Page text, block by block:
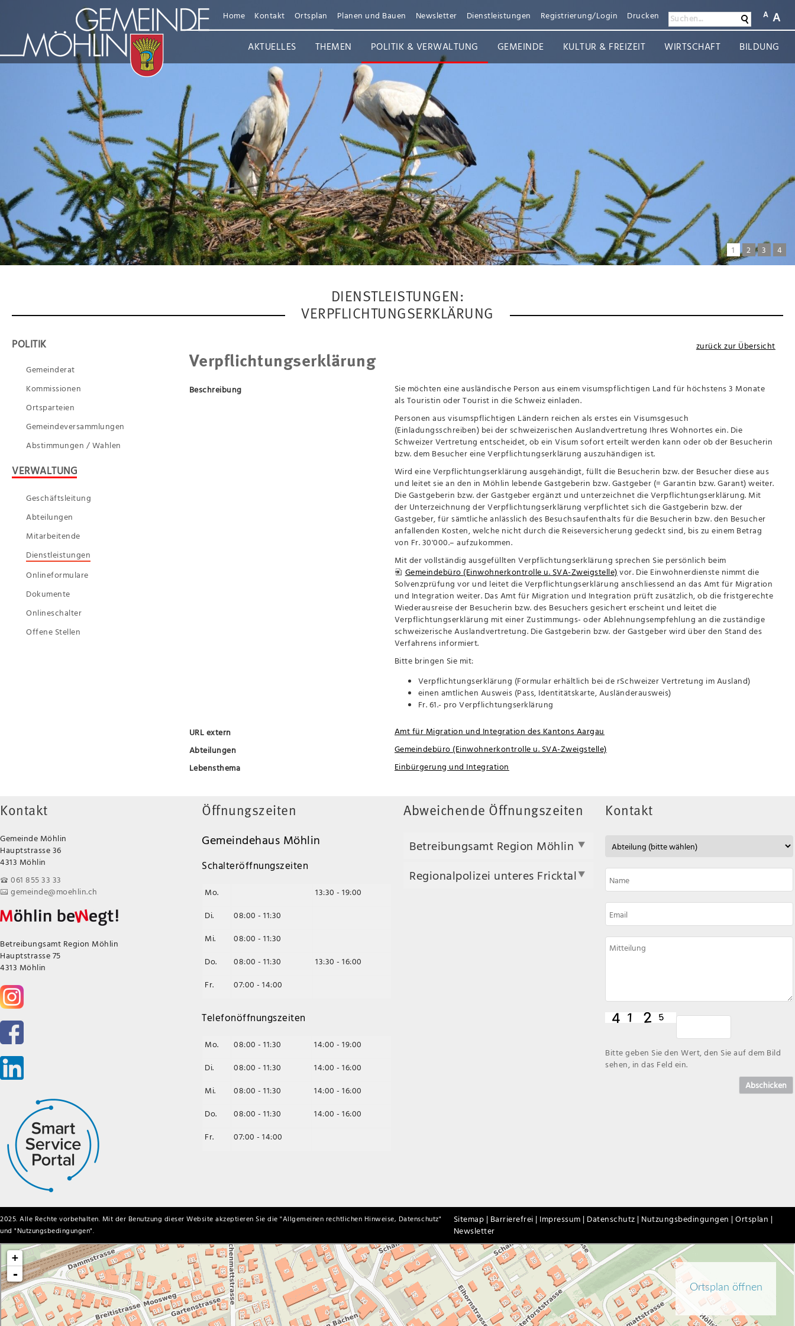
A A
Suchen...
Home Kontakt Ortsplan Planen und Bauen Newsletter Dienstleistungen Registrierung/Login DruckenSuchen
AKTUELLES THEMEN POLITIK & VERWALTUNG GEMEINDE KULTUR & FREIZEIT WIRTSCHAFT BILDUNG
1 2 3 4
DIENSTLEISTUNGEN:
VERPFLICHTUNGSERKLÄRUNG
POLITIK
Gemeinderat
Kommissionen
Ortsparteien
Gemeindeversammlungen
Abstimmungen / Wahlen
VERWALTUNG
Geschäftsleitung
Abteilungen
Mitarbeitende
Dienstleistungen
Onlineformulare
Dokumente
Onlineschalter
Offene Stellen
zurück zur Übersicht
Verpflichtungserklärung
Beschreibung
Sie möchten eine ausländische Person aus einem visumspflichtigen Land für höchstens 3 Monate
als Touristin oder Tourist in die Schweiz einladen.
Personen aus visumspflichtigen Ländern reichen als erstes ein Visumsgesuch
(Einladungsschreiben) bei der schweizerischen Auslandvertretung Ihres Wohnortes ein. Die
Schweizer Vertretung entscheidet, ob ein Visum sofort erteilt werden kann oder ob der Besucherin
bzw. dem Besucher eine Verpflichtungserklärung auszuhändigen ist.
Wird eine Verpflichtungserklärung ausgehändigt, füllt die Besucherin bzw. der Besucher diese aus
und leitet sie an den in Möhlin lebende Gastgeberin bzw. Gastgeber (= Garantin bzw. Garant) weiter.
Die Gastgeberin bzw. der Gastgeber ergänzt und unterzeichnet die Verpflichtungserklärung. Mit
der Unterzeichnung der Verpflichtungserklärung verpflichtet sich die Gastgeberin bzw. der
Gastgeber, für sämtliche anlässlich des Besuchsaufenthalts für die Besucherin bzw. den Besucher
anfallenden Kosten, welche nicht durch die Reiseversicherung gedeckt sind, bis zu einem Betrag
von Fr. 30'000.– aufzukommen.
Mit der vollständig ausgefüllten Verpflichtungserklärung sprechen Sie persönlich beim
Gemeindebüro (Einwohnerkontrolle u. SVA-Zweigstelle)vor. Die Einwohnerdienste nimmt die
Solvenzprüfung vor und leitet die Verpflichtungserklärung anschliessend an das Amt für Migration
und Integration weiter. Das Amt für Migration und Integration prüft zusätzlich, ob die fristgerechte
Wiederausreise der Besucherin bzw. des Besuchers gesichert erscheint und leitet die
Verpflichtungserklärung mit einer Zustimmungs- oder Ablehnungsempfehlung an die zuständige
schweizerische Auslandvertretung. Die Gastgeberin bzw. der Gastgeber wird über den Stand des
Verfahrens informiert.
Bitte bringen Sie mit:
Verpflichtungserklärung (Formular erhältlich bei de rSchweizer Vertretung im Ausland)
einen amtlichen Ausweis (Pass, Identitätskarte, Ausländerausweis)
Fr. 61.- pro Verpflichtungserklärung
URL extern
Amt für Migration und Integration des Kantons Aargau
Abteilungen
Gemeindebüro (Einwohnerkontrolle u. SVA-Zweigstelle)
Lebensthema
Einbürgerung und Integration
Kontakt
Gemeinde Möhlin
Hauptstrasse 36
4313 Möhlin
061 855 33 33
gemeinde@moehlin.ch
Betreibungsamt Region Möhlin
Hauptstrasse 75
4313 Möhlin
Öffnungszeiten
Gemeindehaus Möhlin
Schalteröffnungszeiten
Mo.
13:30 - 19:00
Di.
08:00 - 11:30
Mi.
08:00 - 11:30
Do.
08:00 - 11:30
13:30 - 16:00
Fr.
07:00 - 14:00
Telefonöffnungszeiten
Mo. 08:00 - 11:30
14:00 - 19:00
Di.
08:00 - 11:30
14:00 - 16:00
Mi.
08:00 - 11:30
14:00 - 16:00
Do.
08:00 - 11:30
14:00 - 16:00
Fr.
07:00 - 14:00
Abweichende Öffnungszeiten
Betreibungsamt Region Möhlin
Regionalpolizei unteres Fricktal
Kontakt
Bitte geben Sie den Wert, den Sie auf dem Bild
sehen, in das Feld ein.
Abschicken
2025. Alle Rechte vorbehalten. Mit der Benutzung dieser Website akzeptieren Sie die "Allgemeinen rechtlichen Hinweise, Datenschutz"
und "Nutzungsbedingungen".
Sitemap | Barrierefrei | Impressum | Datenschutz | Nutzungsbedingungen |Ortsplan |
Newsletter